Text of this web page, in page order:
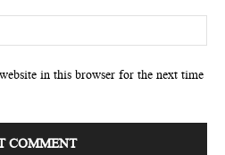
in this browser for the next time